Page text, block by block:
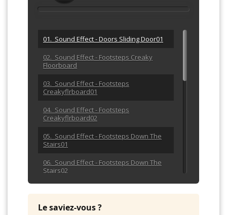
01. Sound Effect - Doors Sliding Door01
02. Sound Effect - Footsteps Creaky
Floorboard
03. Sound Effect - Footsteps
Creakyflrboard01
04. Sound Effect - Footsteps
Creakyflrboard02
05. Sound Effect - Footsteps Down The
Stairs01
06. Sound Effect - Footsteps Down The
Stairs02
08. Sound Effect - Footsteps Footsteps02
Le saviez-vous ?